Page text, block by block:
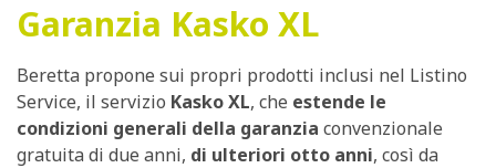
Garanzia Kasko XL
Beretta propone sui propri prodotti inclusi nel Listino
Service, il servizio Kasko XL, che estende le
condizioni generali della garanzia convenzionale
gratuita di due anni, di ulteriori otto anni, così da